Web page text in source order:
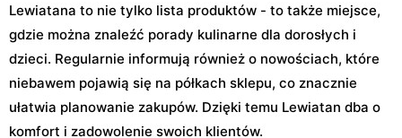
Lewiatana to nie tylko lista produktów - to także miejsce,
gdzie można znaleźć porady kulinarne dla dorosłych i
dzieci. Regularnie informują również o nowościach, które
niebawem pojawią się na półkach sklepu, co znacznie
ułatwia planowanie zakupów. Dzięki temu Lewiatan dba o
komfort i zadowolenie swoich klientów.